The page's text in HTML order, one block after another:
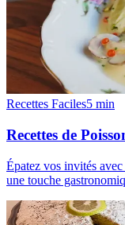
Recettes Faciles5 min
Recettes de
Épatez vos invités
une touche